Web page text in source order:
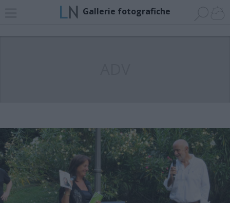
Gallerie fotografiche